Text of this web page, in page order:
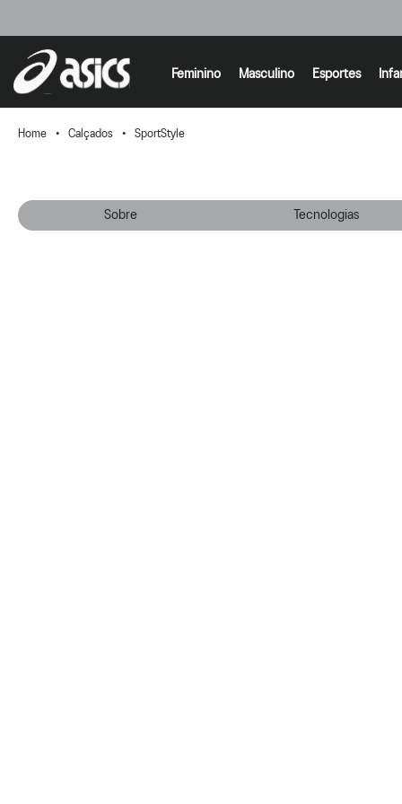
Feminino Masculino Esportes
Calçados SportStyle
Sobre Tecnologias